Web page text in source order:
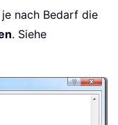
nach Bedarf die
. Siehe